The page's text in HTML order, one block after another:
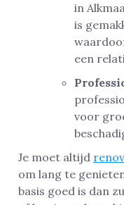
in
is
een
voor
Je moet altijd
om lang te
basis goed is dan